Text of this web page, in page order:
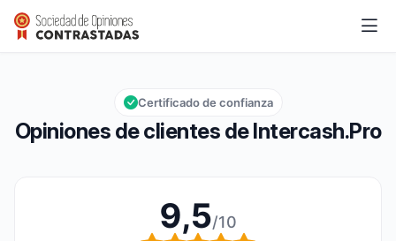
Intercash.Pro
Calificación global: 9,5 de 10
9,5/10
Opiniones de clientes de Intercash.Pro
Certificado de confianza
9,5/10